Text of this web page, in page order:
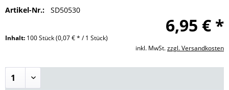
Artikel-Nr.: SD50530
6,95 € *
Inhalt: 100 Stück(0,07 € * / 1 Stück)
inkl. MwSt.zzgl. Versandkosten